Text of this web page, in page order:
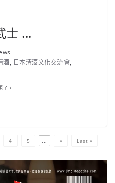
士 ...
酒, 日本清酒文化交流會,
，
4 5 ... » Last »